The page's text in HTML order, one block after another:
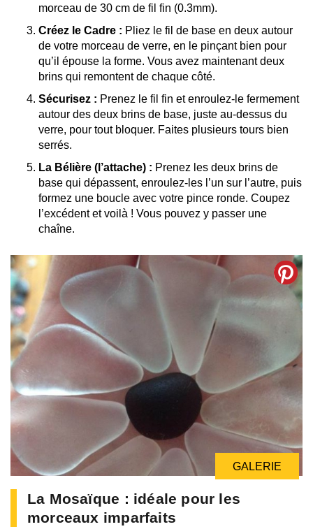
morceau de 30 cm de fil fin (0.3mm).
Créez le Cadre : Pliez le fil de base en deux autour
de votre morceau de verre, en le pinçant bien pour
qu’il épouse la forme. Vous avez maintenant deux
brins qui remontent de chaque côté.
Sécurisez : Prenez le fil fin et enroulez-le fermement
autour des deux brins de base, juste au-dessus du
verre, pour tout bloquer. Faites plusieurs tours bien
serrés.
La Bélière (l’attache) : Prenez les deux brins de
base qui dépassent, enroulez-les l’un sur l’autre, puis
formez une boucle avec votre pince ronde. Coupez
l’excédent et voilà ! Vous pouvez y passer une
chaîne.
GALERIE
La Mosaïque : idéale pour les
morceaux imparfaits